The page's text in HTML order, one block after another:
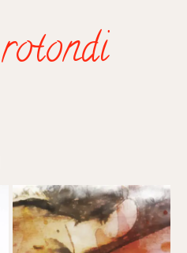
rotondi